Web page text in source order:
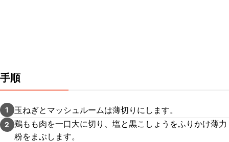
手順
1 玉ねぎとマッシュルームは薄切りにします。
2
鶏もも肉を一口大に切り、塩と黒こしょうをふりかけ薄力
粉をまぶします。